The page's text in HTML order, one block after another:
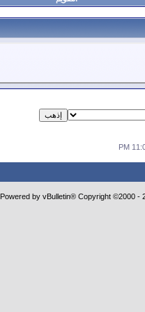
11:00
Powered by vBulletin® Copyright ©2000 -